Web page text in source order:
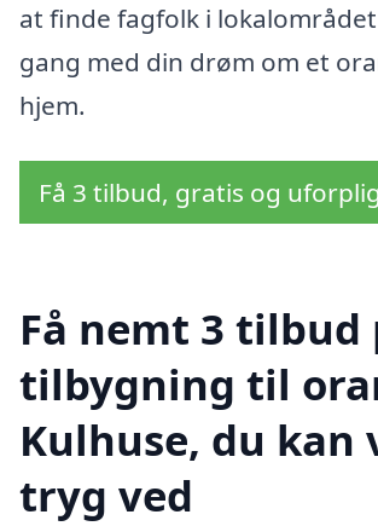
at finde fagfolk i
gang med din drøm om et
hjem.
Få 3 tilbud, gratis og
Få nemt 3 tilbud
tilbygning til
Kulhuse, du kan
tryg ved